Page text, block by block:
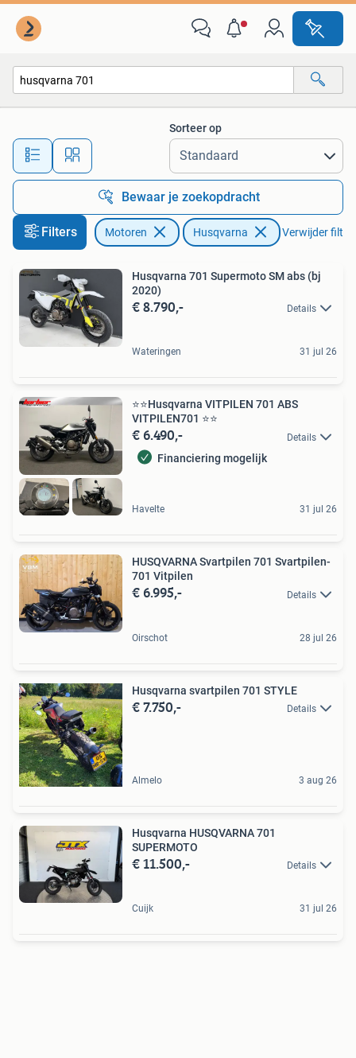
Alle afstanden…
Sorteer op
Bewaar je zoekopdracht
Filters Motoren Husqvarna Verwijder
Husqvarna 701 Supermoto SM abs (bj
2020)
€ 8.790,- Details
Wateringen 31 jul 26
⭐️⭐Husqvarna VITPILEN 701 ABS
VITPILEN701 ⭐️⭐
€ 6.490,- Details
Financiering mogelijk
Havelte 31 jul 26
HUSQVARNA Svartpilen 701 Svartpilen-
701 Vitpilen
€ 6.995,- Details
Oirschot 28 jul 26
Husqvarna svartpilen 701 STYLE
€ 7.750,- Details
Almelo 3 aug 26
Husqvarna HUSQVARNA 701
SUPERMOTO
€ 11.500,- Details
Cuijk 31 jul 26